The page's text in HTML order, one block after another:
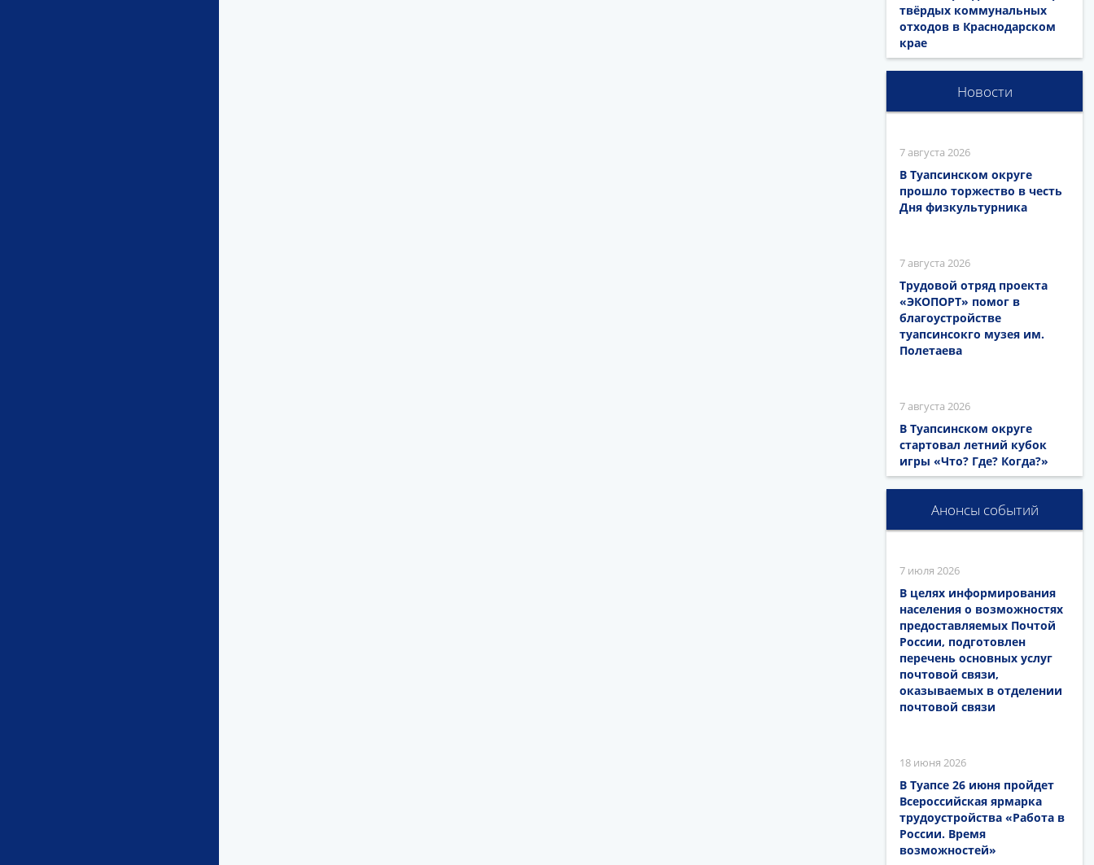
твёрдых коммунальных
отходов в Краснодарском
крае
Новости
7 августа 2026
В Туапсинском округе
прошло торжество в честь
Дня физкультурника
7 августа 2026
Трудовой отряд проекта
«ЭКОПОРТ» помог в
благоустройстве
туапсинсокго музея им.
Полетаева
7 августа 2026
В Туапсинском округе
стартовал летний кубок
игры «Что? Где? Когда?»
Анонсы событий
7 июля 2026
В целях информирования
населения о возможностях
предоставляемых Почтой
России, подготовлен
перечень основных услуг
почтовой связи,
оказываемых в отделении
почтовой связи
18 июня 2026
В Туапсе 26 июня пройдет
Всероссийская ярмарка
трудоустройства «Работа в
России. Время
возможностей»